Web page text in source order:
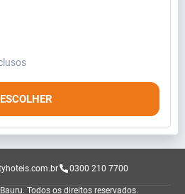
ESCOLHER
0300 210 7700
Todos os direitos reservados.